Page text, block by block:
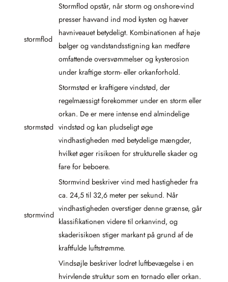
stormflod
Stormflod opstår, når storm og onshore-vind
presser havvand ind mod kysten og hæver
havniveauet betydeligt. Kombinationen af høje
bølger og vandstandsstigning kan medføre
omfattende oversvømmelser og kysterosion
under kraftige storm- eller orkanforhold.
stormstød
Stormstød er kraftigere vindstød, der
regelmæssigt forekommer under en storm eller
orkan. De er mere intense end almindelige
vindstød og kan pludseligt øge
vindhastigheden med betydelige mængder,
hvilket øger risikoen for strukturelle skader og
fare for beboere.
stormvind
Stormvind beskriver vind med hastigheder fra
ca. 24,5 til 32,6 meter per sekund. Når
vindhastigheden overstiger denne grænse, går
klassifikationen videre til orkanvind, og
skaderisikoen stiger markant på grund af de
kraftfulde luftstrømme.
Vindsøjle beskriver lodret luftbevægelse i en
hvirvlende struktur som en tornado eller orkan.